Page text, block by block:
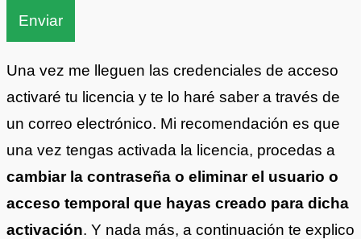
Enviar
Una vez me lleguen las credenciales de acceso
activaré tu licencia y te lo haré saber a través de
un correo electrónico. Mi recomendación es que
una vez tengas activada la licencia, procedas a
cambiar la contraseña o eliminar el usuario o
acceso temporal que hayas creado para dicha
activación. Y nada más, a continuación te explico